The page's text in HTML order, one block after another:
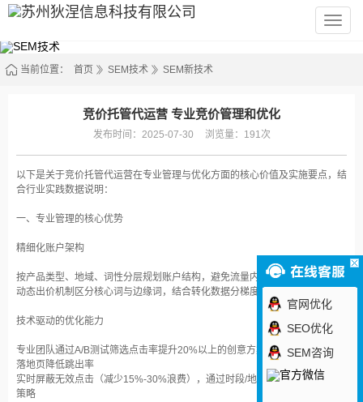
苏
州
当前位置： 首页 SEM技术 SEM新技术
竞价托管代运营 专业竞价管理和优化
发布时间：2025-07-30 浏览量：191次
以下是关于竞价托管代运营在专业管理与优化方面的核心价值及实施要点，结
合行业实践数据说明：
一、专业管理的核心优势
精细化账户架构‌
按产品类型、地域、词性分层规划账户结构，避免流量内耗，提升转化精准度‌
动态出价机制区分核心词与边缘词，结合转化数据分梯度调控预算‌
技术驱动的优化能力‌
专业团队通过A/B测试筛选点击率提升20%以上的创意方案，并匹配高相关度
落地页降低跳出率‌
实时屏蔽无效点击（减少15%-30%浪费），通过时段/地域报表动态调整投放
策略‌
官网优化
SEO优化
SEM咨询